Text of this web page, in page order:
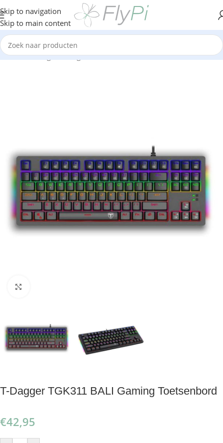
Skip to navigation
Skip to main content
Home/Gaming/Gaming toetsenbord
T-Dagger TGK311 BALI Gaming Toetsenbord
€42,95